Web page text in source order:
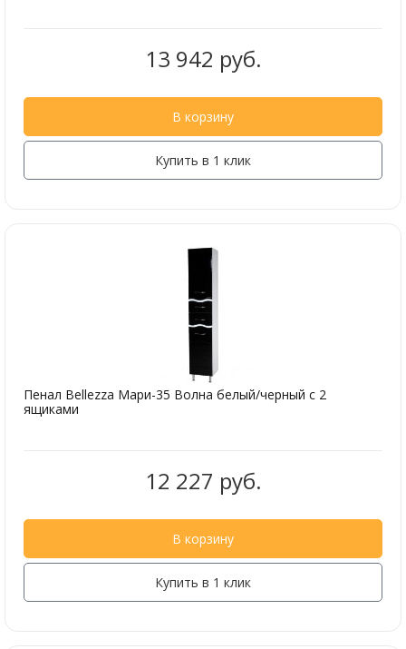
13 942 руб.
В корзину
Купить в 1 клик
Пенал Bellezza Мари-35 Волна белый/черный с 2
ящиками
12 227 руб.
В корзину
Купить в 1 клик